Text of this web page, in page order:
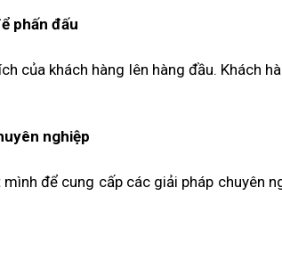
phấn đấu
của khách hàng lên hàng đầu.
nghiệp
để cung cấp các giải pháp chuyên